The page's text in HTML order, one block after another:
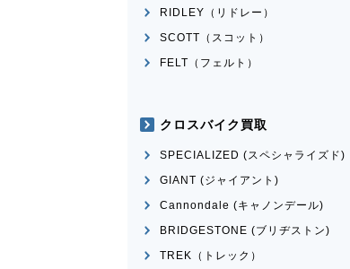
RIDLEY（リドレー）
SCOTT（スコット）
FELT（フェルト）
クロスバイク買取
SPECIALIZED (スペシャライズド)
GIANT (ジャイアント)
Cannondale (キャノンデール)
BRIDGESTONE (ブリヂストン)
TREK（トレック）